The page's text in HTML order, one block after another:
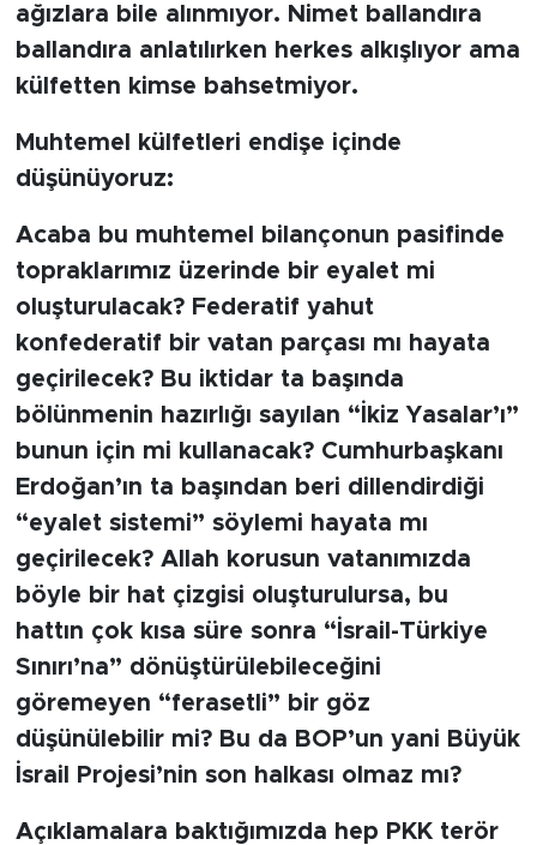
ağızlara bile alınmıyor. Nimet ballandıra
ballandıra anlatılırken herkes alkışlıyor ama
külfetten kimse bahsetmiyor.
Muhtemel külfetleri endişe içinde
düşünüyoruz:
Acaba bu muhtemel bilançonun pasifinde
topraklarımız üzerinde bir eyalet mi
oluşturulacak? Federatif yahut
konfederatif bir vatan parçası mı hayata
geçirilecek? Bu iktidar ta başında
bölünmenin hazırlığı sayılan “İkiz Yasalar’ı”
bunun için mi kullanacak? Cumhurbaşkanı
Erdoğan’ın ta başından beri dillendirdiği
“eyalet sistemi” söylemi hayata mı
geçirilecek? Allah korusun vatanımızda
böyle bir hat çizgisi oluşturulursa, bu
hattın çok kısa süre sonra “İsrail-Türkiye
Sınırı’na” dönüştürülebileceğini
göremeyen “ferasetli” bir göz
düşünülebilir mi? Bu da BOP’un yani Büyük
İsrail Projesi’nin son halkası olmaz mı?
Açıklamalara baktığımızda hep PKK terör
KADIN
SAĞLIK
MEDYA KÖŞESİ
FOTO GALERİ
VİDEOLAR
ALINTI YAZARLAR
SOSYAL MEDYA